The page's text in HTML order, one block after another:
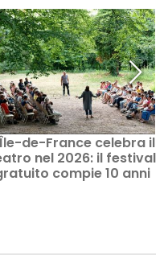
de-France celebra il
nel 2026: il festival
compie 10 anni